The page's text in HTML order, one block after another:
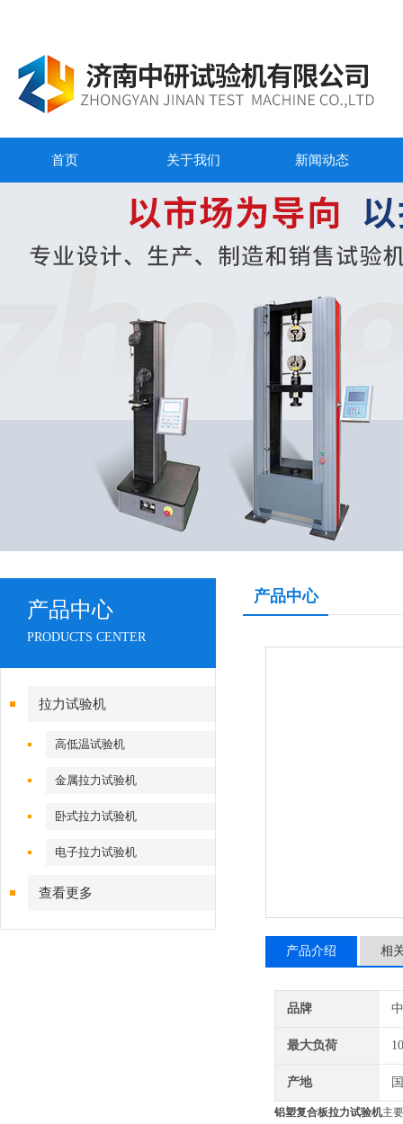
首页 关于我们 新闻动态
产品中心
PRODUCTS CENTER
拉力试验机
高低温试验机
金属拉力试验机
卧式拉力试验机
电子拉力试验机
查看更多
产品中心
产品介绍 相
品牌
最大负荷
产地
铝塑复合板拉力试验机主